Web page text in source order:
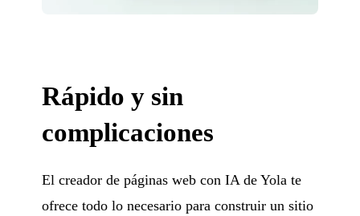
Rápido y sin
complicaciones
El creador de páginas web con IA de Yola te
ofrece todo lo necesario para construir un sitio